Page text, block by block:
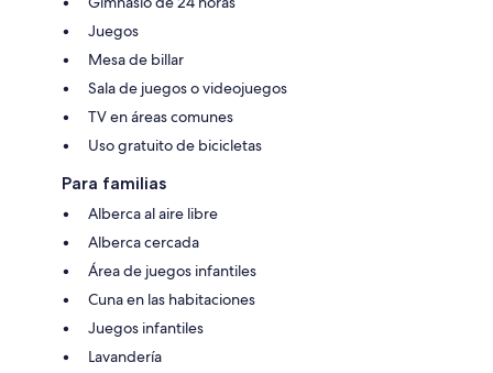
Juegos
Mesa de billar
Sala de juegos o videojuegos
TV en áreas comunes
Uso gratuito de bicicletas
Para familias
Alberca al aire libre
Alberca cercada
Área de juegos infantiles
Cuna en las habitaciones
Juegos infantiles
Lavandería